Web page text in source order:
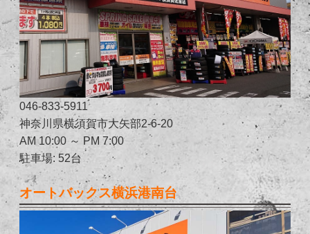
046-833-5911
神奈川県横須賀市大矢部2-6-20
AM 10:00 ～ PM 7:00
駐車場: 52台
オートバックス横浜港南台